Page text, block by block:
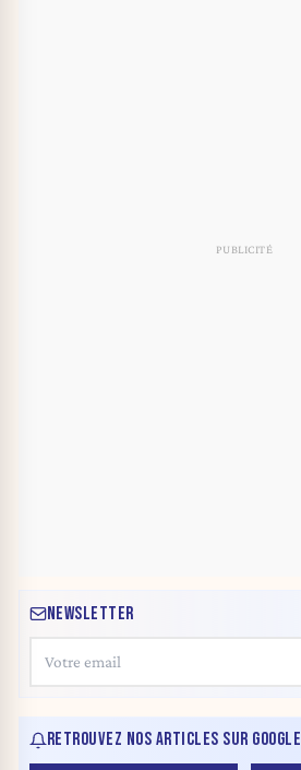
NEWSLETTER
RETROUVEZ NOS ARTICLES SUR GOOGLE